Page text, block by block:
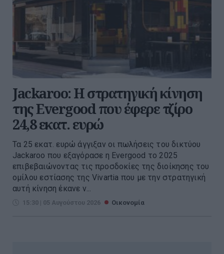
Jackaroo: Η στρατηγική κίνηση
της Evergood που έφερε τζίρο
24,8 εκατ. ευρώ
Τα 25 εκατ. ευρώ άγγιξαν οι πωλήσεις του δικτύου
Jackaroo που εξαγόρασε η Evergood το 2025
επιβεβαιώνοντας τις προσδοκίες της διοίκησης του
ομίλου εστίασης της Vivartia που με την στρατηγική
αυτή κίνηση έκανε ν...
15:30 | 05 Αυγούστου 2026 Οικονομία